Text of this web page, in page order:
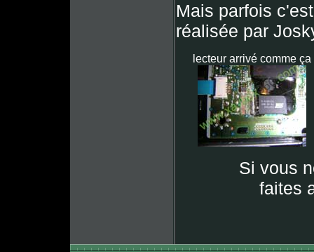
Mais parfois
réalisée par
lecteur arrivé comme ça
Si vous
faites